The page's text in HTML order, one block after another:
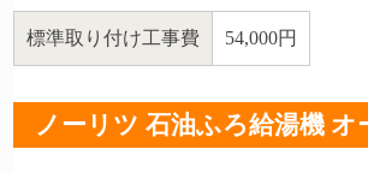
標準取り付け工事費 54,000円
ノーリツ 石油ふろ給湯機